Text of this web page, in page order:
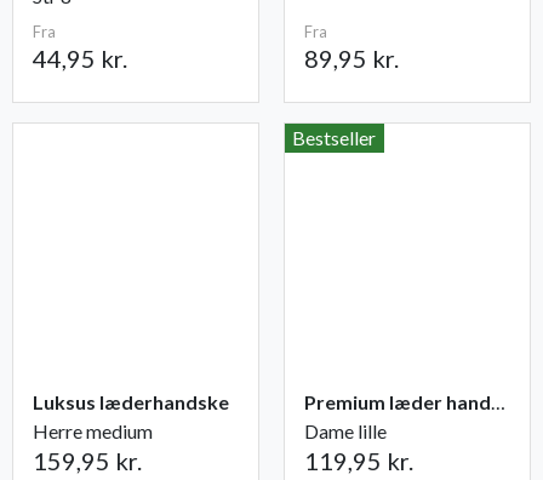
Fra
44,95 kr.
Fra
89,95 kr.
Luksus læderhandske
Herre medium
159,95 kr.
Bestseller
Premium læder handske Flutter
Dame lille
119,95 kr.